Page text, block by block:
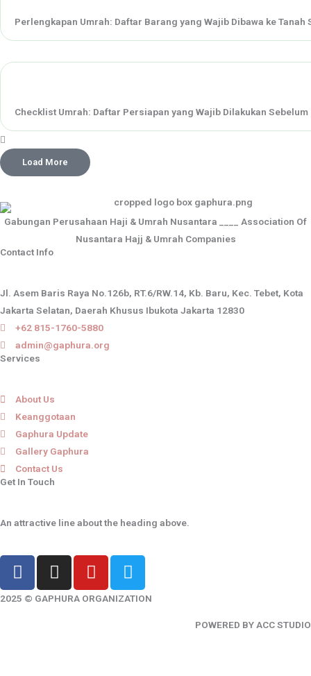
Perlengkapan Umrah: Daftar Barang yang Wajib Dibawa ke Tanah
Checklist Umrah: Daftar Persiapan yang Wajib Dilakukan
Load More
Gabungan Perusahaan Haji & Umrah Nusantara ____ Association Of
Nusantara Hajj & Umrah Companies
Contact Info
Jl. Asem Baris Raya No.126b, RT.6/RW.14, Kb. Baru, Kec. Tebet, Kota
Jakarta Selatan, Daerah Khusus Ibukota Jakarta 12830
+62 815-1760-5880
admin@gaphura.org
Services
About Us
Keanggotaan
Gaphura Update
Gallery Gaphura
Contact Us
Get In Touch
An attractive line about the heading above.
F
a
c
I
n
s
Y
o
u
T
w
i
2025 © GAPHURA ORGANIZATION
POWERED BY ACC STUDIO